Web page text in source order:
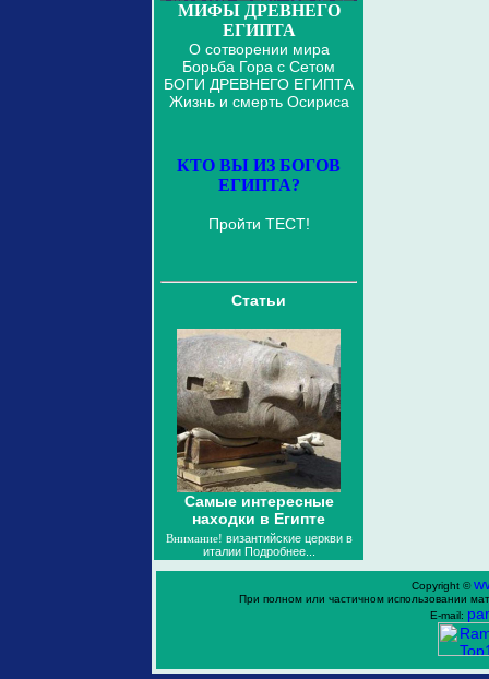
МИФЫ ДРЕВНЕГО
ЕГИПТА
О сотворении мира
Борьба Гора с Сетом
БОГИ ДРЕВНЕГО ЕГИПТА
Жизнь и смерть Осириса
КТО ВЫ ИЗ БОГОВ
ЕГИПТА?
Пройти ТЕСТ!
Статьи
Самые интересные
находки в Египте
Внимание! византийские церкви в
италии Подробнее...
Copyright ©
При полном или частичном использовании
E-mail: